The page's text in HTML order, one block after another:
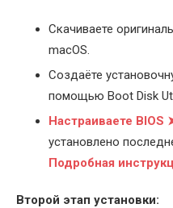
Скачиваете
macOS.
Создаёте
помощью Boot Disk
Настраиваете BIOS
установлено
Подробная
Второй этап установки: